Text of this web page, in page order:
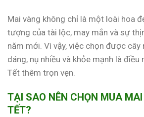
Mai vàng không chỉ là một loài hoa
tượng của tài lộc, may mắn và sự
năm mới. Vì vậy, việc chọn được cây
dáng, nụ nhiều và khỏe mạnh là
Tết thêm trọn vẹn.
TẠI SAO NÊN CHỌN MUA
TẾT?